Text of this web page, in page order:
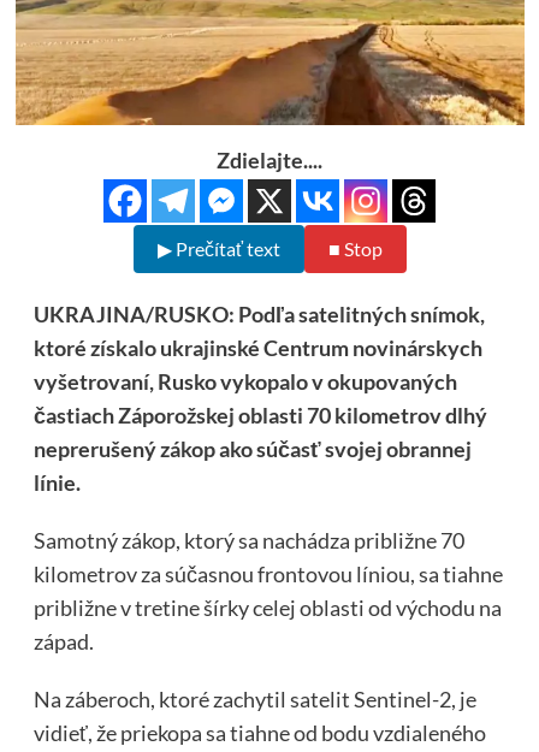
Zdielajte....
▶ Prečítať text ■ Stop
UKRAJINA/RUSKO: Podľa satelitných snímok,
ktoré získalo ukrajinské Centrum novinárskych
vyšetrovaní, Rusko vykopalo v okupovaných
častiach Záporožskej oblasti 70 kilometrov dlhý
neprerušený zákop ako súčasť svojej obrannej
línie.
Samotný zákop, ktorý sa nachádza približne 70
kilometrov za súčasnou frontovou líniou, sa tiahne
približne v tretine šírky celej oblasti od východu na
západ.
Na záberoch, ktoré zachytil satelit Sentinel-2, je
vidieť, že priekopa sa tiahne od bodu vzdialeného